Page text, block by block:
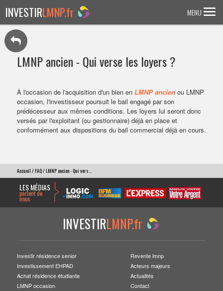
MENU
INVESTIRLMNP.fr
ACCUEIL
Investir en :
LMNP ANCIEN
RESIDENCE ETUDIANTE
EHPAD
ACTUALITES
FAQ
VENDRE SON BIEN
LMNP ancien - Qui verse les loyers ?
À l'occasion de l'acquisition d'un bien en LMNP ancienou LMNP
occasion, l'investisseur poursuit le bail engagé par son
prédécesseur aux mêmes conditions. Les loyers lui seront donc
versés par l'exploitant (ou gestionnaire) déjà en place et
conformément aux dispositions du bail commercial déjà en cours.
Accueil /FAQ/ LMNP ancien - Qui vers...
LES MÉDIAS
parlent de
nous
INVESTIRLMNP.fr
Investir résidence senior
Investissement EHPAD
Achat résidence étudiante
LMNP occasion
Revente lmnp
Acteurs majeurs
Actualités
Contact